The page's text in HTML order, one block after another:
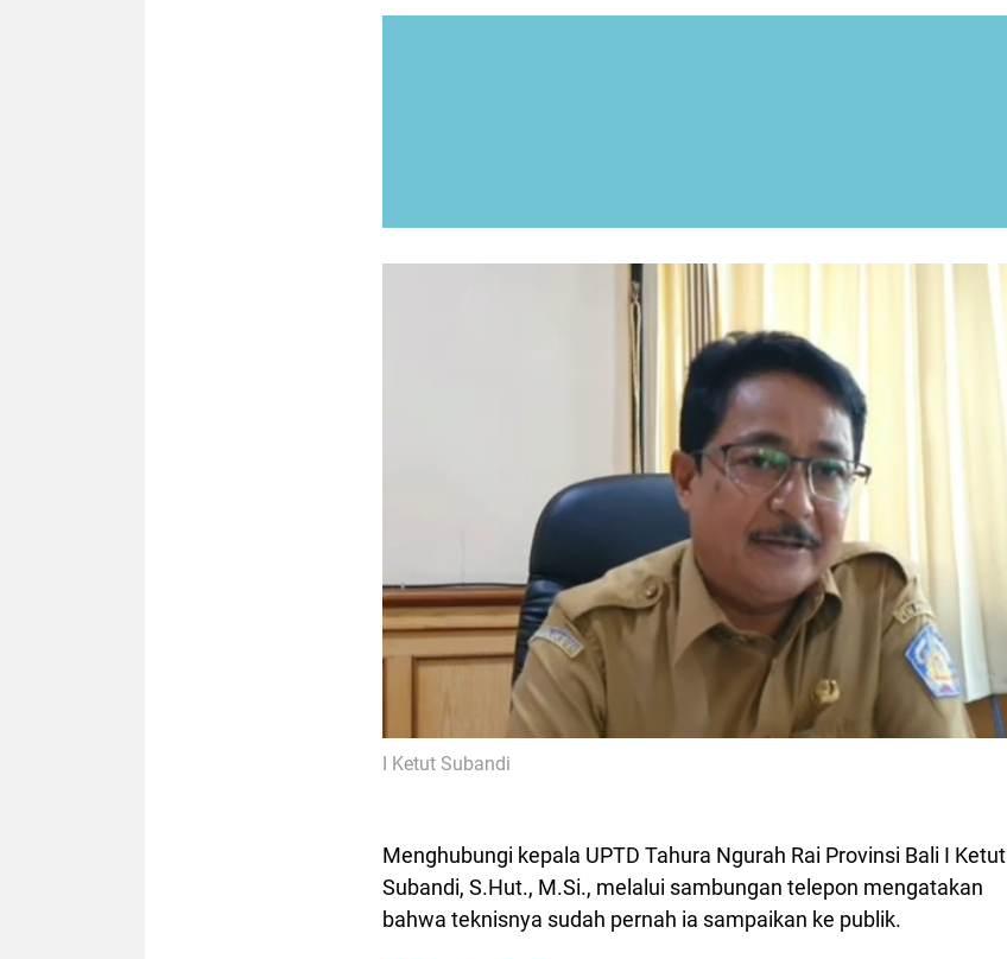
I Ketut Subandi
Menghubungi kepala UPTD Tahura Ngurah Rai Provinsi Bali I Ketut
Subandi, S.Hut., M.Si., melalui sambungan telepon mengatakan
bahwa teknisnya sudah pernah ia sampaikan ke publik.